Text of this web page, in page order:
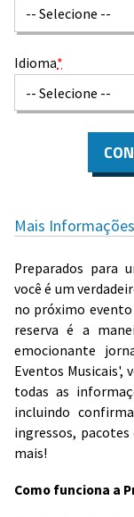
Idioma*
Mais
Preparados para
você é um
no próximo evento
reserva é a
emocionante
Eventos Musicais',
todas as
incluindo
ingressos,
mais!
Como funciona a